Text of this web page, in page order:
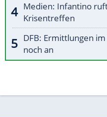
Medien: Infantino
Krisentreffen
DFB: Ermittlungen
noch an